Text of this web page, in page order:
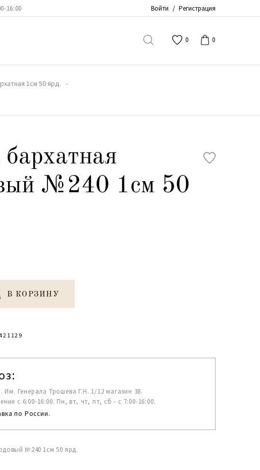
16:00 Войти / Регистрация
0 0
1см 50 ярд.
№240 1см 50
В КОРЗИНУ
Им. Генерала Трошева Г.Н. 1/12 магазин 38.
с 6:00-16:00. Пн, вт, чт, пт, сб - с 7:00-16:00.
по России.
№240 1см 50 ярд.